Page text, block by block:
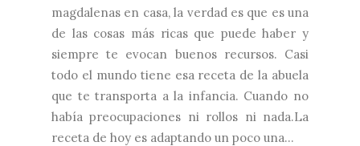
magdalenas en casa, la verdad es que es una
de las cosas más ricas que puede haber y
siempre te evocan buenos recursos. Casi
todo el mundo tiene esa receta de la abuela
que te transporta a la infancia. Cuando no
había preocupaciones ni rollos ni nada.La
receta de hoy es adaptando un poco una...